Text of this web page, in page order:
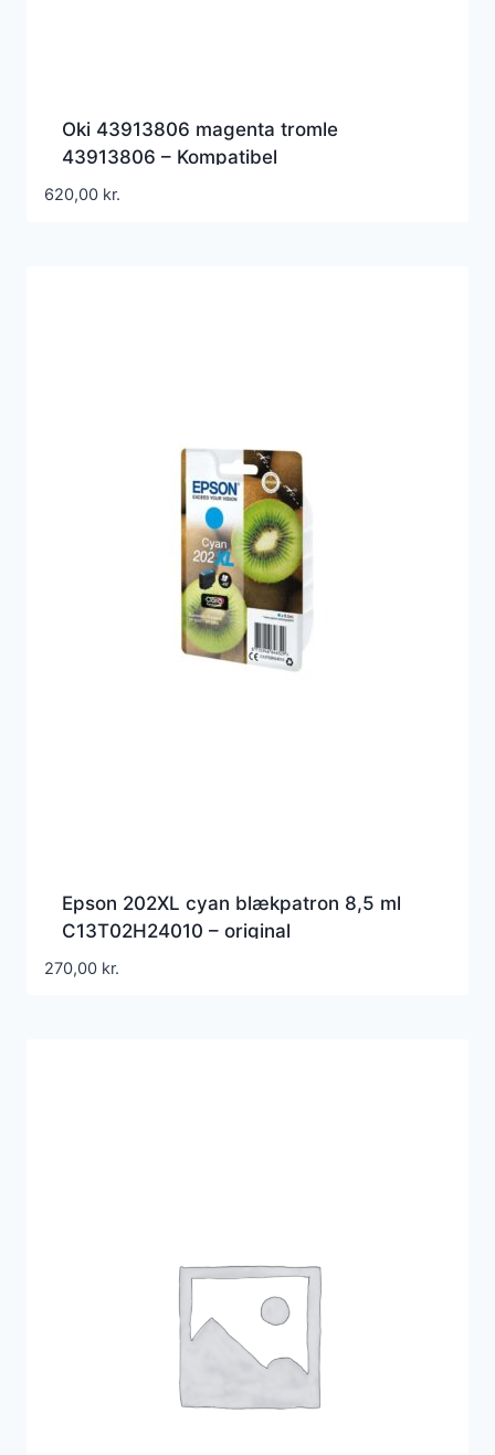
Oki 43913806 magenta tromle
43913806 – Kompatibel
620,00 kr.
Epson 202XL cyan blækpatron 8,5 ml
C13T02H24010 – original
270,00 kr.